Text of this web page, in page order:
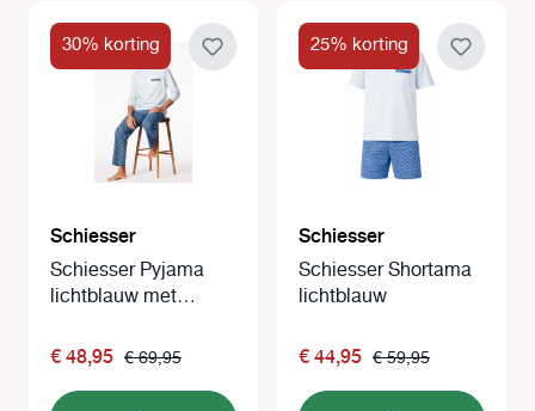
30% korting
Schiesser
Schiesser Pyjama
lichtblauw met
€ 48,95 € 69,95
25% korting
Schiesser
Schiesser Shortama
lichtblauw
€ 44,95 € 59,95